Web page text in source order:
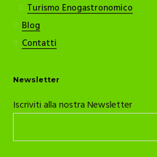
Turismo Enogastronomico
Blog
Contatti
Newsletter
Iscriviti alla nostra Newsletter